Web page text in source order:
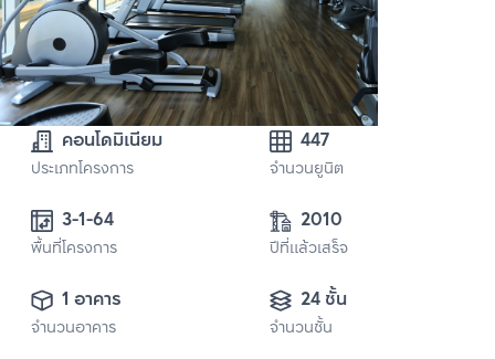
คอนโดมิเนียม
ประเภทโครงการ
447
จำนวนยูนิต
พื้นที่โครงการ
2010
ปีที่แล้วเสร็จ
1 อาคาร
จำนวนอาคาร
24 ชั้น
จำนวนชั้น